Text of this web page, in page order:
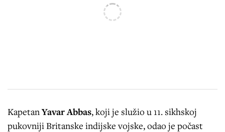
KapetanYavar Abbas, koji je služio u 11. sikhskoj
pukovniji Britanske indijske vojske, odao je počast